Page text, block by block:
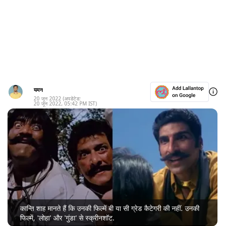
यमन
20 जून 2022 (अपडेटेड:
20 जून 2022, 05:42 PM IST)
कान्ति शाह मानते हैं कि उनकी फिल्में बी या सी ग्रेड कैटेगरी की नहीं. उनकी
फिल्में, 'लोहा' और 'गुंडा' से स्क्रीनशॉट.